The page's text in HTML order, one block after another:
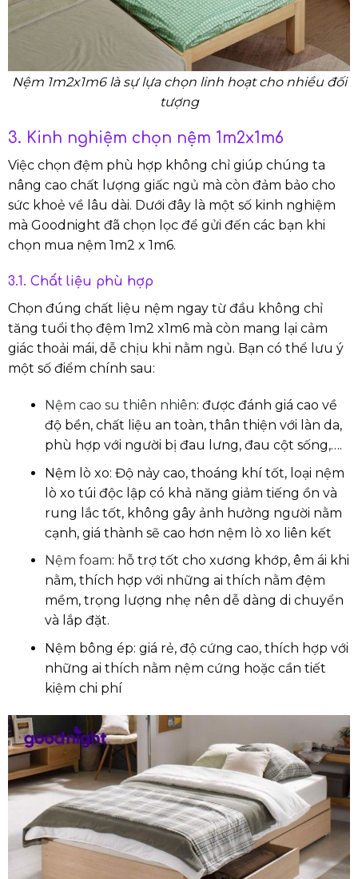
Nệm 1m2x1m6 là sự lựa chọn linh hoạt cho nhiều đối
tượng
3. Kinh nghiệm chọn nệm 1m2x1m6
Việc chọn đệm phù hợp không chỉ giúp chúng ta
nâng cao chất lượng giấc ngủ mà còn đảm bảo cho
sức khoẻ về lâu dài. Dưới đây là một số kinh nghiệm
mà Goodnight đã chọn lọc để gửi đến các bạn khi
chọn mua nệm 1m2 x 1m6.
3.1. Chất liệu phù hợp
Chọn đúng chất liệu nệm ngay từ đầu không chỉ
tăng tuổi thọ đệm 1m2 x1m6 mà còn mang lại cảm
giác thoải mái, dễ chịu khi nằm ngủ. Bạn có thể lưu ý
một số điểm chính sau:
Nệm cao su thiên nhiên: được đánh giá cao về
độ bền, chất liệu an toàn, thân thiện với làn da,
phù hợp với người bị đau lưng, đau cột sống,….
Nệm lò xo: Độ nảy cao, thoáng khí tốt, loại nệm
lò xo túi độc lập có khả năng giảm tiếng ồn và
rung lắc tốt, không gây ảnh hưởng người nằm
cạnh, giá thành sẽ cao hơn nệm lò xo liên kết
Nệm foam: hỗ trợ tốt cho xương khớp, êm ái khi
nằm, thích hợp với những ai thích nằm đệm
mềm, trọng lượng nhẹ nên dễ dàng di chuyển
và lắp đặt.
Nệm bông ép: giá rẻ, độ cứng cao, thích hợp với
những ai thích nằm nệm cứng hoặc cần tiết
kiệm chi phí